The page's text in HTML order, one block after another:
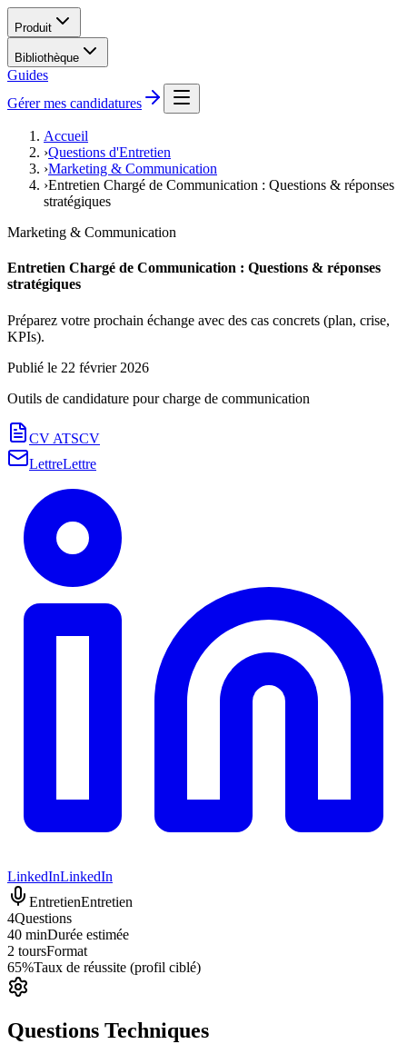
Produit
Bibliothèque
Guides
Gérer mes candidatures
Accueil
›Questions d'Entretien
›Marketing & Communication
›Entretien Chargé de Communication : Questions & réponses
stratégiques
Marketing & Communication
Entretien Chargé de Communication : Questions & réponses
stratégiques
Préparez votre prochain échange avec des cas concrets (plan, crise,
KPIs).
Publié le 22 février 2026
Outils de candidature pourcharge de communication
CV ATSCV
LettreLettre
LinkedInLinkedIn
EntretienEntretien
4Questions
40 minDurée estimée
2 toursFormat
65%Taux de réussite (profil ciblé)
Questions Techniques